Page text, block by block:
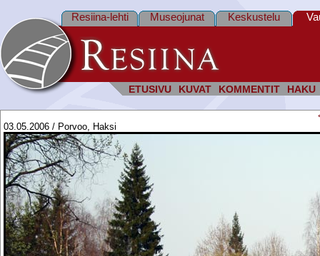
ETUSIVU KUVAT KOMMENTIT HAKU
Resiina-lehti Museojunat Keskustelu
03.05.2006 / Porvoo, Haksi